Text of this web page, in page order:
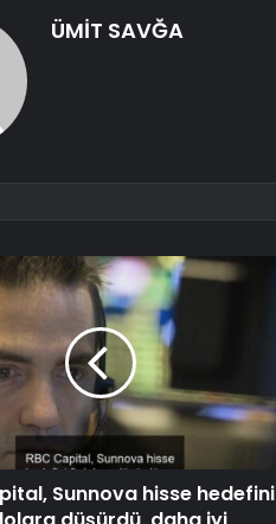
ÜMİT SAVĞA
Sunnova hisse hedefini